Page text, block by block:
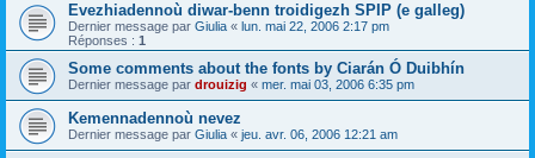
Evezhiadennoù diwar-benn troidigezh SPIP (e galleg)
Dernier message par Giulia « lun. mai 22, 2006 2:17 pm
Réponses : 1
Some comments about the fonts by Ciarán Ó Duibhín
Dernier message par drouizig « mer. mai 03, 2006 6:35 pm
Kemennadennoù nevez
Dernier message par Giulia « jeu. avr. 06, 2006 12:21 am